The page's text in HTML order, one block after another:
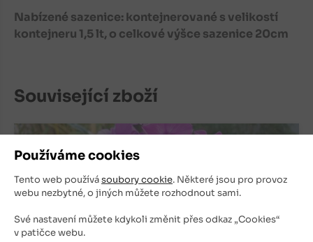
Používáme cookies
Tento web používásoubory cookie. Některé jsou pro provoz
webu nezbytné, o jiných můžete rozhodnout sami.
Své nastavení můžete kdykoli změnit přes odkaz „Cookies“
v patičce webu.
Nabízené sazenice: kontejnerované s velikostí
kontejneru 1,5 lt, o celkové výšce sazenice 20cm
Související zboží